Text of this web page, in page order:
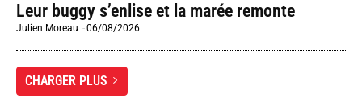
Leur buggy s’enlise et la marée remonte
Julien Moreau -06/08/2026
CHARGER PLUS